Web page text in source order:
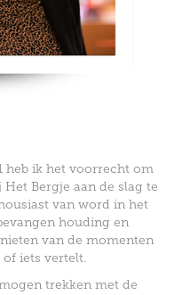
heb ik het voorrecht om
Bergje aan de slag te
van word in het
houding en
van de momenten
iets vertelt.
trekken met de